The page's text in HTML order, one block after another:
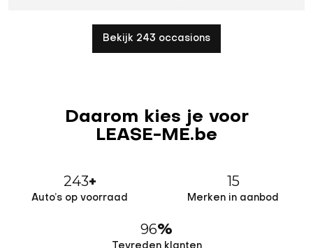
Bekijk 243 occasions
Daarom kies je voor
LEASE-ME.be
243+
Auto’s op voorraad
15
Merken in aanbod
96%
Tevreden klanten